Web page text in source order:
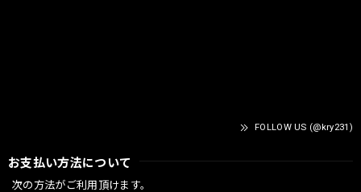
FOLLOW US (@kry231)
お支払い方法について
次の方法がご利用頂けます。